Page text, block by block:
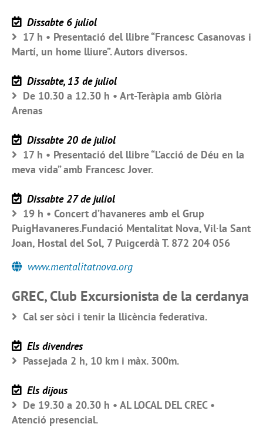
Dissabte 6 juliol
17 h • Presentació del llibre “Francesc Casanovas i
Martí, un home lliure”. Autors diversos.
Dissabte, 13 de juliol
De 10.30 a 12.30 h • Art-Teràpia amb Glòria
Arenas
Dissabte 20 de juliol
17 h • Presentació del llibre “L’acció de Déu en la
meva vida” amb Francesc Jover.
Dissabte 27 de juliol
19 h • Concert d’havaneres amb el Grup
PuigHavaneres.Fundació Mentalitat Nova, Vil·la Sant
Joan, Hostal del Sol, 7 Puigcerdà T. 872 204 056
www.mentalitatnova.org
GREC, Club Excursionista de la cerdanya
Cal ser sòci i tenir la llicència federativa.
Els divendres
Passejada 2 h, 10 km i màx. 300m.
Els dijous
De 19.30 a 20.30 h • AL LOCAL DEL CREC •
Atenció presencial.